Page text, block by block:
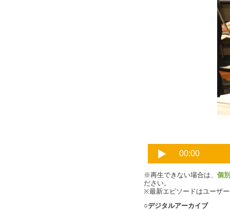
※再生できない場合は、 個
ださい。
※最新エピソードはユーザ
○デジタルアーカイブ